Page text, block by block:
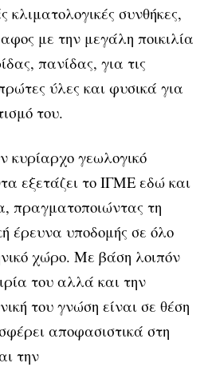
κλιματολογικές συνθήκες,
με την μεγάλη ποικιλία
πανίδας, για τις
ύλες και φυσικά για
του.
κυρίαρχο γεωλογικό
εξετάζει το ΙΓΜΕ εδώ και
πραγματοποιώντας τη
έρευνα υποδομής σε όλο
χώρο. Με βάση λοιπόν
του αλλά και την
του γνώση είναι σε θέση
αποφασιστικά στη
την